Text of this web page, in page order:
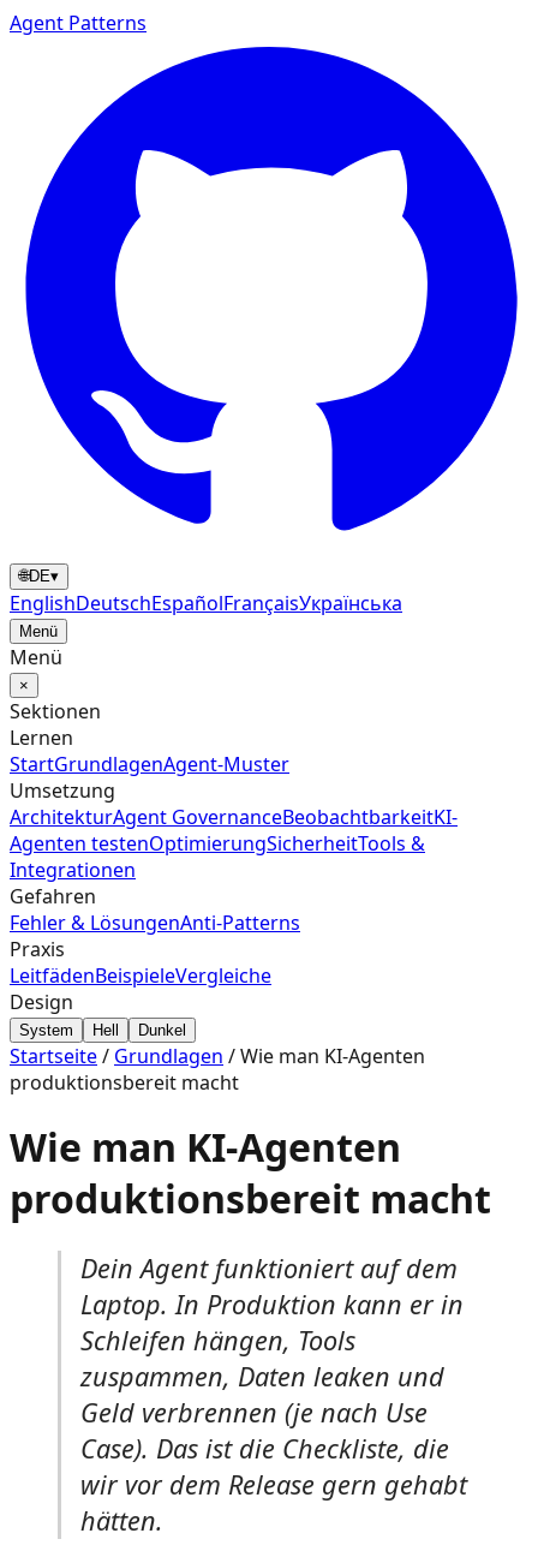
Agent Patterns
🌐DE▾
EnglishDeutschEspañolFrançaisУкраїнська
Menü
Menü
×
Sektionen
Lernen
StartGrundlagenAgent‑Muster
Umsetzung
ArchitekturAgent GovernanceBeobachtbarkeitKI-
Agenten testenOptimierungSicherheitTools &
Integrationen
Gefahren
Fehler & LösungenAnti-Patterns
Praxis
LeitfädenBeispieleVergleiche
Design
System Hell Dunkel
Startseite/ Grundlagen /Wie man KI-Agenten
produktionsbereit macht
Wie man KI-Agenten
produktionsbereit macht
Dein Agent funktioniert auf dem
Laptop. In Produktion kann er in
Schleifen hängen, Tools
zuspammen, Daten leaken und
Geld verbrennen (je nach Use
Case). Das ist die Checkliste, die
wir vor dem Release gern gehabt
hätten.